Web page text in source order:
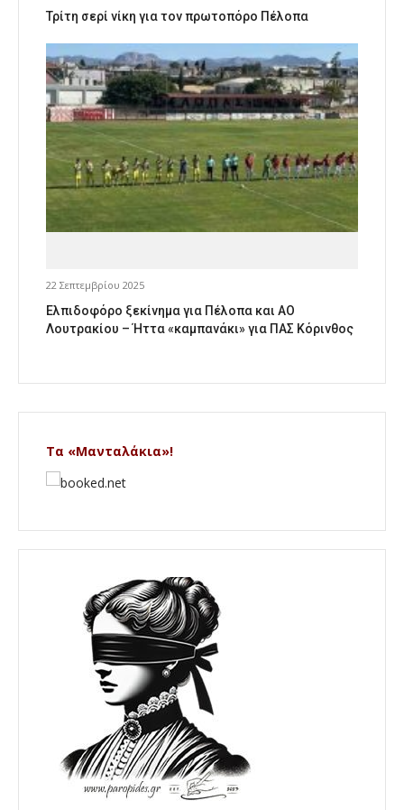
Τρίτη σερί νίκη για τον πρωτοπόρο Πέλοπα
22 Σεπτεμβρίου 2025
Ελπιδοφόρο ξεκίνημα για Πέλοπα και ΑΟ
Λουτρακίου – Ήττα «καμπανάκι» για ΠΑΣ Κόρινθος
Τα «Μανταλάκια»!